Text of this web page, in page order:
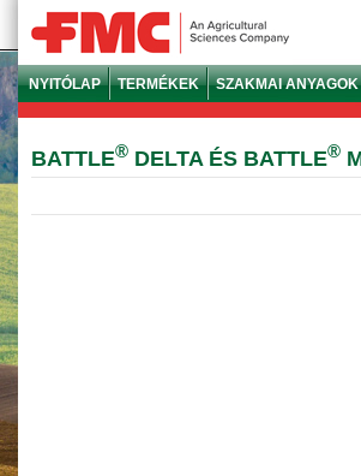
NYITÓLAP TERMÉKEK SZAKMAI ANYAGOK
BATTLE® DELTA ÉS BATTLE®